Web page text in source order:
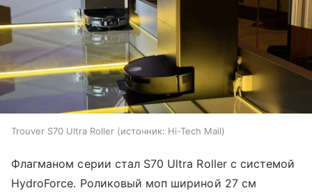
Trouver S70 Ultra Roller источник: Hi-Tech Mail
Флагманом серии стал S70 Ultra Roller с системой
HydroForce. Роликовый моп шириной 27 см